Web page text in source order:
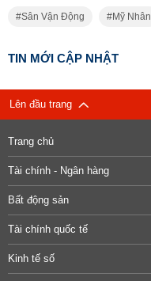
Sân Vận Động Mỹ Nhân
TIN MỚI CẬP NHẬT
Lên đầu trang
Trang chủ
Tài chính - Ngân hàng
Bất động sản
Tài chính quốc tế
Kinh tế số